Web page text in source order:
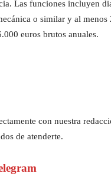
Las funciones incluyen
o similar y al menos
euros brutos anuales.
con nuestra
de atenderte.